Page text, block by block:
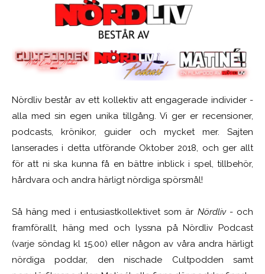
Nördliv består av ett kollektiv att engagerade individer -
alla med sin egen unika tillgång. Vi ger er recensioner,
podcasts, krönikor, guider och mycket mer. Sajten
lanserades i detta utförande Oktober 2018, och ger allt
för att ni ska kunna få en bättre inblick i spel, tillbehör,
hårdvara och andra härligt nördiga spörsmål!
Så häng med i entusiastkollektivet som är Nördliv- och
framförallt, häng med och lyssna på Nördliv Podcast
(varje söndag kl 15.00) eller någon av våra andra härligt
nördiga poddar, den nischade Cultpodden samt